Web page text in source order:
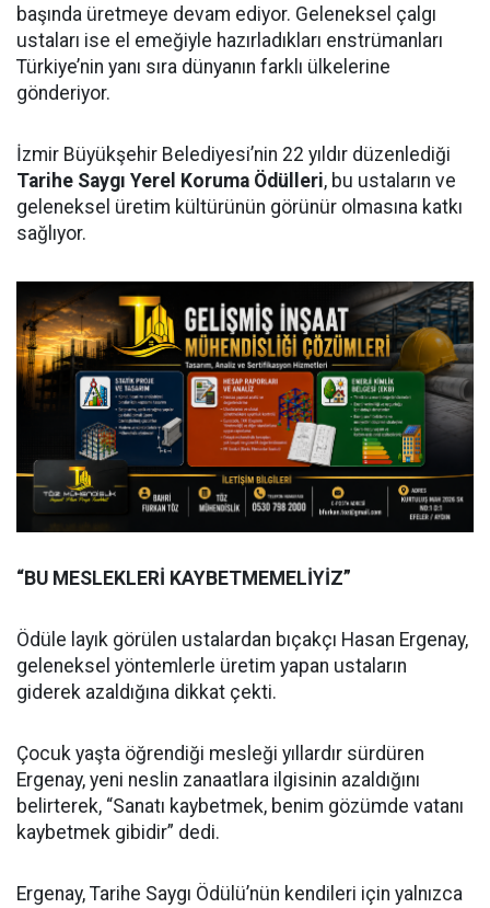
başında üretmeye devam ediyor. Geleneksel çalgı
ustaları ise el emeğiyle hazırladıkları enstrümanları
Türkiye’nin yanı sıra dünyanın farklı ülkelerine
gönderiyor.
İzmir Büyükşehir Belediyesi’nin 22 yıldır düzenlediği
Tarihe Saygı Yerel Koruma Ödülleri, bu ustaların ve
geleneksel üretim kültürünün görünür olmasına katkı
sağlıyor.
“BU MESLEKLERİ KAYBETMEMELİYİZ”
Ödüle layık görülen ustalardan bıçakçı Hasan Ergenay,
geleneksel yöntemlerle üretim yapan ustaların
giderek azaldığına dikkat çekti.
Çocuk yaşta öğrendiği mesleği yıllardır sürdüren
Ergenay, yeni neslin zanaatlara ilgisinin azaldığını
belirterek, “Sanatı kaybetmek, benim gözümde vatanı
kaybetmek gibidir” dedi.
Ergenay, Tarihe Saygı Ödülü’nün kendileri için yalnızca